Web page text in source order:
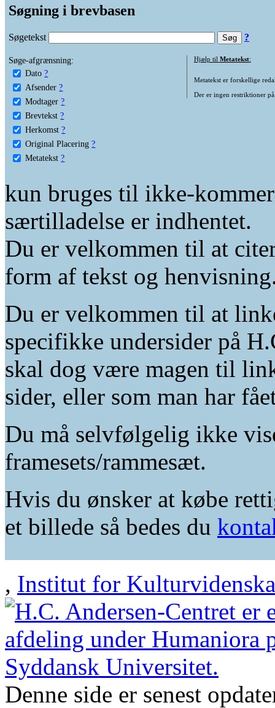
Søgning i brevbasen
Søgetekst ?
Søge-afgrænsning:
Dato ?
Afsender ?
Modtager ?
Brevtekst ?
Herkomst ?
Original Placering ?
Metatekst ?
Hjælp til Metatekst:
Metatekst er forskellige
Der er ingen restriktioner
kun bruges til ikke-
særtilladelse er indhentet.
Du er velkommen til at
form af tekst og
Du er velkommen til at
specifikke undersider på
skal dog være magen til
sider, eller som man har
Du må selvfølgelig ikke
framesets/rammesæt.
Hvis du ønsker at købe
et billede så bedes du
, Institut for
Denne side er senest